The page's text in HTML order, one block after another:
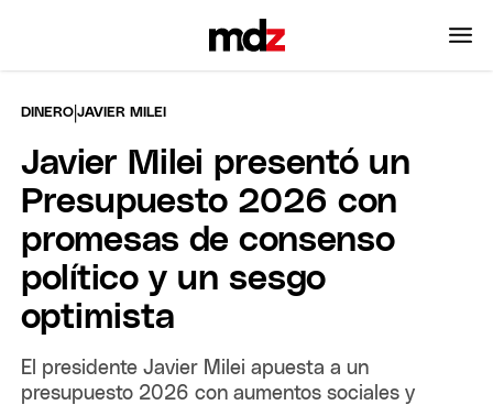
DINERO |JAVIER MILEI
Javier Milei presentó un
Presupuesto 2026 con
promesas de consenso
político y un sesgo
optimista
El presidente Javier Milei apuesta a un
presupuesto 2026 con aumentos sociales y